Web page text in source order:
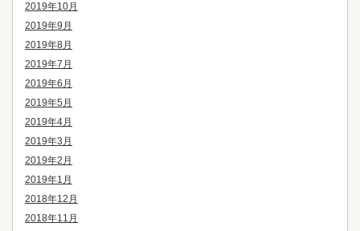
2019年10月
2019年9月
2019年8月
2019年7月
2019年6月
2019年5月
2019年4月
2019年3月
2019年2月
2019年1月
2018年12月
2018年11月